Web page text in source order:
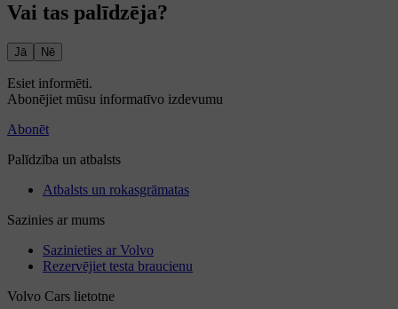
Vai tas palīdzēja?
Jā Nē